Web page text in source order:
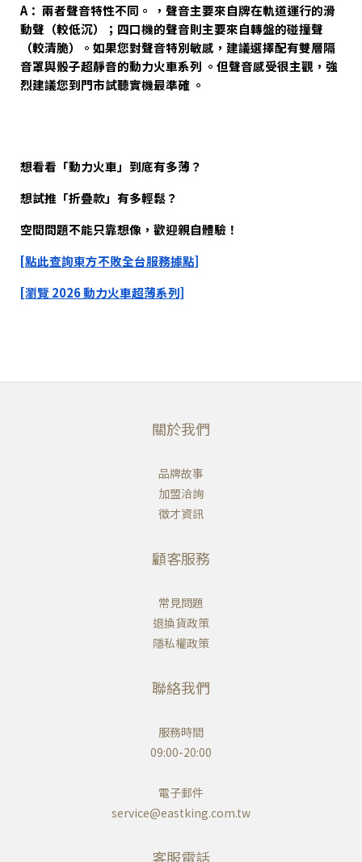
A： 兩者聲音特性不同。 ，聲音主要來自牌在軌道運行的滑
動聲（較低沉）；四口機的聲音則主要來自轉盤的碰撞聲
（較清脆）。如果您對聲音特別敏感，建議選擇配有雙層隔
音罩與骰子超靜音的動力火車系列 。但聲音感受很主觀，強
烈建議您到門市試聽實機最準確 。
想看看「動力火車」到底有多薄？
想試推「折疊款」有多輕鬆？
空間問題不能只靠想像，歡迎親自體驗！
[點此查詢東方不敗全台服務據點]
[瀏覽 2026 動力火車超薄系列]
關於我們
品牌故事
加盟洽詢
徵才資訊
顧客服務
常見問題
退換貨政策
隱私權政策
聯絡我們
服務時間
09:00-20:00
電子郵件
service@eastking.com.tw
客服電話